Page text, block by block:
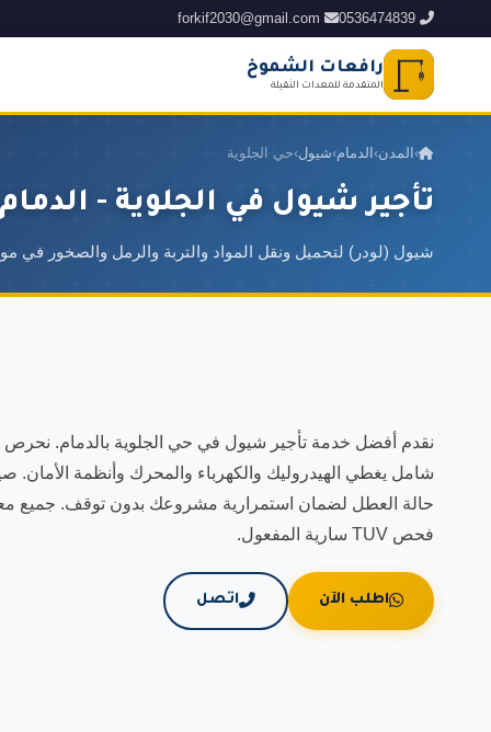
0536474839
forkif2030@gmail.com
رافعات الشموخ
المتقدمة للمعدات الثقيلة
› المدن› الدمام›شيول›حي الجلوية
تأجير شيول في الجلوية - الدمام
شيول (لودر) لتحميل ونقل المواد والتربة والرمل والصخور في
شامل يغطي الهيدروليك والكهرباء والمحرك وأنظمة الأمان.
حالة العطل لضمان استمرارية مشروعك بدون توقف. جميع
فحص TUV سارية المفعول.
اطلب الآن اتصل